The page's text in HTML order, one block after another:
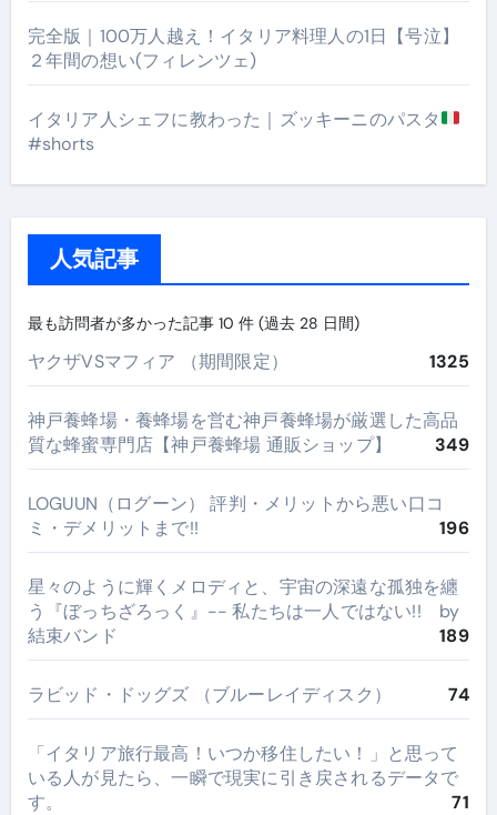
完全版｜100万人越え！イタリア料理人の1日【号泣】
２年間の想い(フィレンツェ)
イタリア人シェフに教わった｜ズッキーニのパスタ
#shorts
人気記事
最も訪問者が多かった記事 10 件 (過去 28 日間)
ヤクザVSマフィア （期間限定） 1325
神戸養蜂場・養蜂場を営む神戸養蜂場が厳選した高品
質な蜂蜜専門店【神戸養蜂場 通販ショップ】
349
LOGUUN（ログーン） 評判・メリットから悪い口コ
ミ・デメリットまで!!
196
星々のように輝くメロディと、宇宙の深遠な孤独を纏
う『ぼっちざろっく』-- 私たちは一人ではない!! by
結束バンド
189
ラビッド・ドッグズ （ブルーレイディスク） 74
​「イタリア旅行最高！いつか移住したい！」と思って
いる人が見たら、一瞬で現実に引き戻されるデータで
す。
71